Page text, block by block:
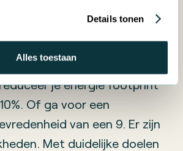
Details tonen
Alles toestaan
Denk dan
het doel om in 2025 met alle
uur vrijwilligerswerk te
je energie footprint
Of ga voor een
van een 9. Er zijn
Met duidelijke doelen